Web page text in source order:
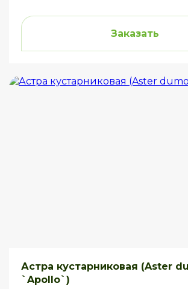
Заказать
Астра кустарниковая (Aster
`Apollo`)